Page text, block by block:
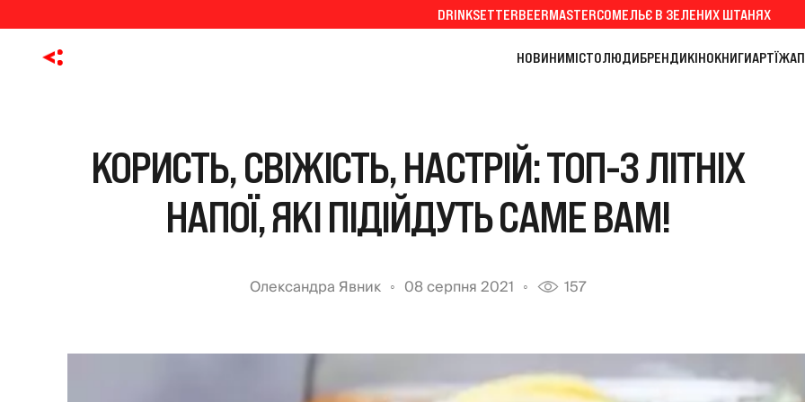
DRINKSETTERBEERMASTERСОМЕЛЬЄ В ЗЕЛЕНИХ ШТАНЯХ
НОВИНИМІСТОЛЮДИБРЕНДИКІНОКНИГИАРТЇЖА
КОРИСТЬ, СВІЖІСТЬ, НАСТРІЙ: ТОП-3 ЛІТНІХ
НАПОЇ, ЯКІ ПІДІЙДУТЬ САМЕ ВАМ!
Олександра Явник 08 серпня 2021 157